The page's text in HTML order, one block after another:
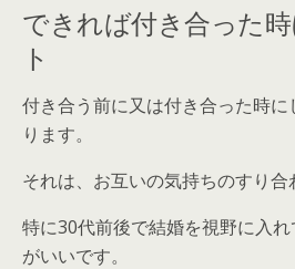
できれば付き合った
ト
付き合う前に又は付き合った時
ります。
それは、お互いの気持ちのすり合
特に30代前後で結婚を視野に入
がいいです。